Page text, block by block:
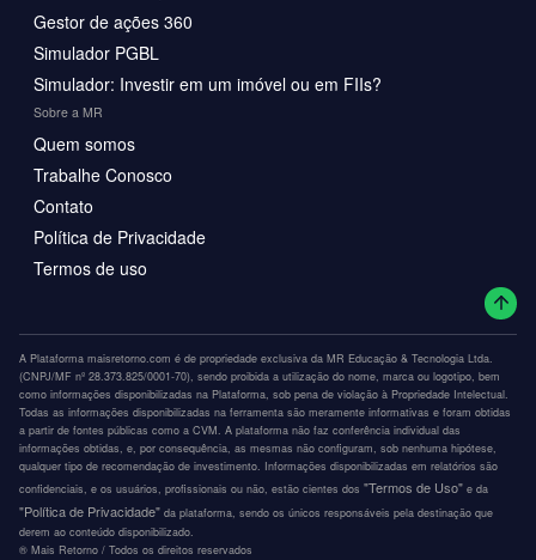
Gestor de ações 360
Simulador PGBL
Simulador: Investir em um imóvel ou em FIIs?
Sobre a MR
Quem somos
Trabalhe Conosco
Contato
Política de Privacidade
Termos de uso
A Plataforma maisretorno.com é de propriedade exclusiva da MR Educação & Tecnologia Ltda.
(CNPJ/MF nº 28.373.825/0001-70), sendo proibida a utilização do nome, marca ou logotipo, bem
como informações disponibilizadas na Plataforma, sob pena de violação à Propriedade Intelectual.
Todas as informações disponibilizadas na ferramenta são meramente informativas e foram obtidas
a partir de fontes públicas como a CVM. A plataforma não faz conferência individual das
informações obtidas, e, por consequência, as mesmas não configuram, sob nenhuma hipótese,
qualquer tipo de recomendação de investimento. Informações disponibilizadas em relatórios são
confidenciais, e os usuários, profissionais ou não, estão cientes dos "Termos de Uso" e da
"Política de Privacidade" da plataforma, sendo os únicos responsáveis pela destinação que
derem ao conteúdo disponibilizado.
®️ Mais Retorno / Todos os direitos reservados